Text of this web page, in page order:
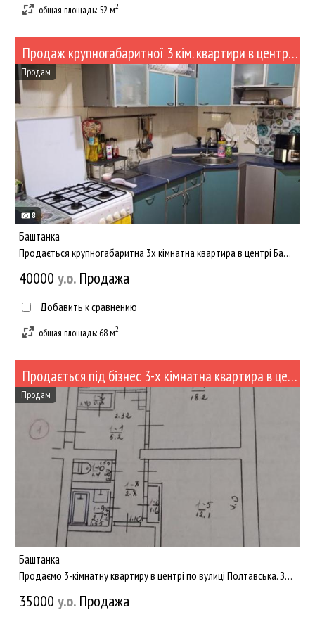
общая площадь: 52 м2
Продаж крупногабаритної 3 кім. квартири в центрі Баштанки (№503)
8
Продам
Баштанка
Продається крупногабаритна 3х кімнатна квартира в центрі Баштанки. Гарне планування, роздільні кімнати, комфор...
40000 y.о. Продажа
Добавить к сравнению
общая площадь: 68 м2
Продається під бізнес 3-х кімнатна квартира в центрі (№451-103)
Продам
Баштанка
Продаємо 3-кімнатну квартиру в центрі по вулиці Полтавська. Загальна площа 60 кв.м. Без ремонту (під бізнес)...
35000 y.о. Продажа